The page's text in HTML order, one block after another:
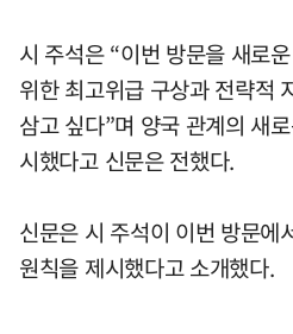
시 주석은 “이번 방문을 새로
위한 최고위급 구상과 전략적
삼고 싶다”며 양국 관계의 새
시했다고 신문은 전했다.
신문은 시 주석이 이번 방문에
원칙을 제시했다고 소개했다.